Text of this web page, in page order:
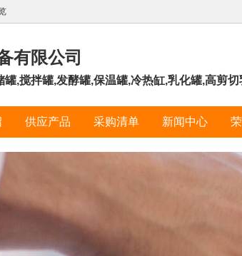
有限公司
罐,搅拌罐,发酵罐,保温罐,冷热缸,乳化罐,高剪切
供应产品 采购清单 新闻中心